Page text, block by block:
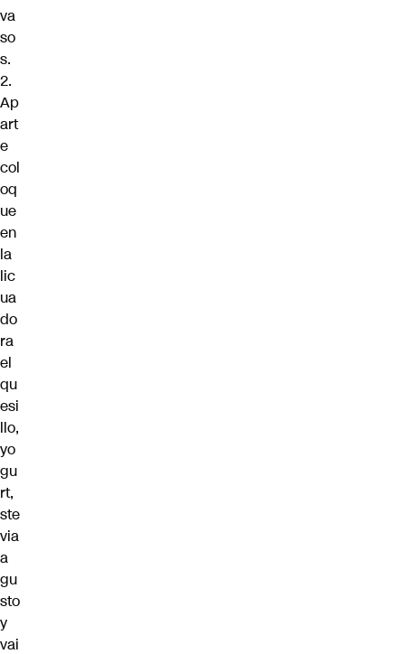
va
so
s.
2.
Ap
art
e
col
oq
ue
en
la
lic
ua
do
ra
el
qu
esi
llo,
yo
gu
rt,
ste
via
a
gu
sto
y
vai